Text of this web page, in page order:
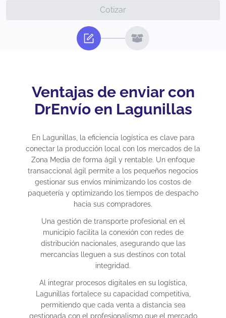
Cotizar
Ventajas de enviar con
DrEnvío en Lagunillas
En Lagunillas, la eficiencia logística es clave para
conectar la producción local con los mercados de la
Zona Media de forma ágil y rentable. Un enfoque
transaccional ágil permite a los pequeños negocios
gestionar sus envíos minimizando los costos de
paquetería y optimizando los tiempos de despacho
hacia sus compradores.
Una gestión de transporte profesional en el
municipio facilita la conexión con redes de
distribución nacionales, asegurando que las
mercancías lleguen a sus destinos con total
integridad.
Al integrar procesos digitales en su logística,
Lagunillas fortalece su capacidad competitiva,
permitiendo que cada venta a distancia sea
gestionada con el profesionalismo que el mercado